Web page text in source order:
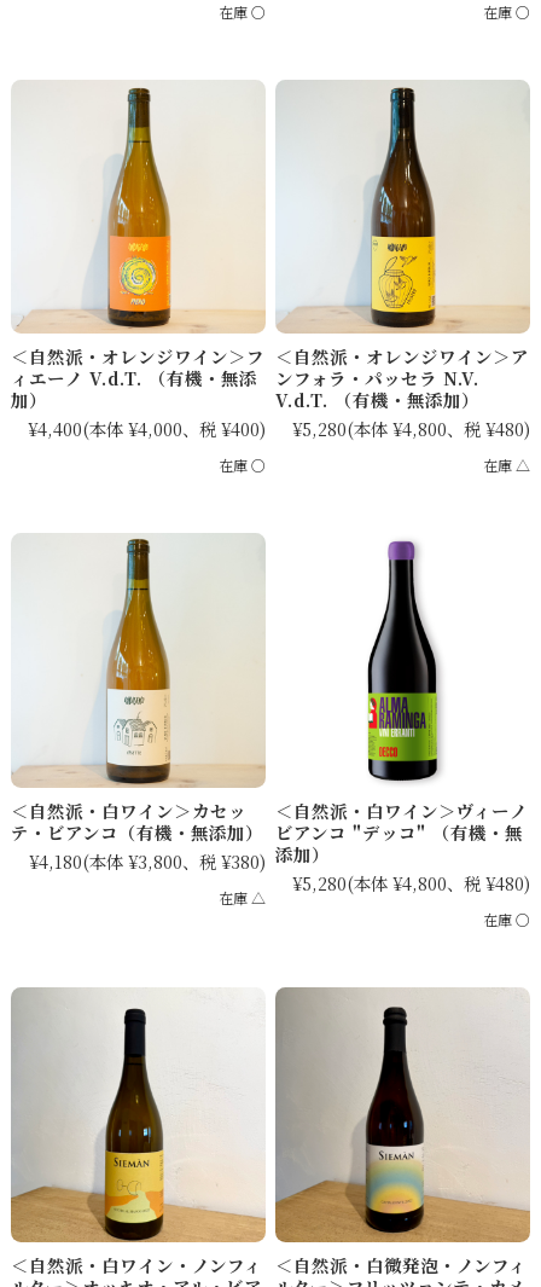
在庫 ○ 在庫 ○
＜自然派・オレンジワイン＞フ
ィエーノ V.d.T. （有機・無添
加）
¥4,400(本体 ¥4,000、税 ¥400)
在庫 ○
＜自然派・オレンジワイン＞ア
ンフォラ・パッセラ N.V.
V.d.T. （有機・無添加）
¥5,280(本体 ¥4,800、税 ¥480)
在庫 △
＜自然派・白ワイン＞カセッ
テ・ビアンコ（有機・無添加）
¥4,180(本体 ¥3,800、税 ¥380)
在庫 △
＜自然派・白ワイン＞ヴィーノ
ビアンコ "デッコ" （有機・無
添加）
¥5,280(本体 ¥4,800、税 ¥480)
在庫 ○
＜自然派・白ワイン・ノンフィ
＜自然派・白微発泡・ノンフィ